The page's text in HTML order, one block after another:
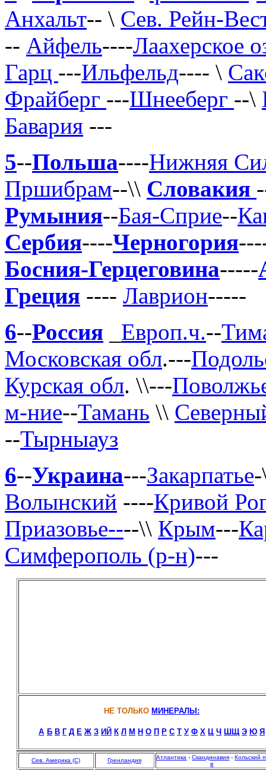
Анхальт-- \ Сев. Рейн-
-- Айфель----Лаахерское
Гарц ---Ильфельд---- \
Фрайберг ---Шнееберг --\
Бавария ---
5--Польша----Нижняя
Пршибрам--\\ Словакия
Румыния--Бая-Сприе--
Сербия----Черногория
Босния-Герцеговина-----
Греция ---- Лаврион-----
6--Россия Европ.ч.--
Московская обл.---
Курская обл. \\---
м-ние--Тамань \\
--Тырныауз
6--Украина---Закарпатье
Волынский ----Кривой
Приазовье----\\ Крым---
Симферополь (р-н)---
НЕ ТОЛЬКО М ИНЕРАЛЫ:
А Б В Г Д Е Ж З ИЙ К Л М Н О П Р С Т У Ф Х Ц Ч ШЩ Э Ю Я
Сев. Америка (С) Гренландия Атлантика -Скандинавия -Кольский
в